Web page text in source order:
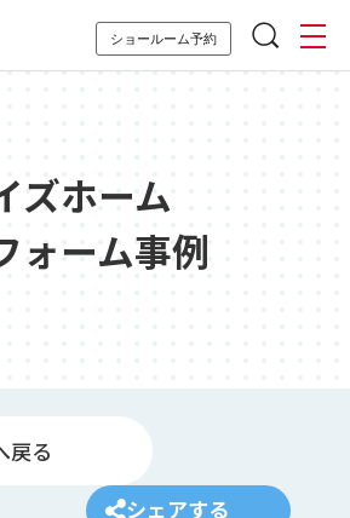
ショールーム予約
ズホーム
ォーム事例
戻る
シェアする